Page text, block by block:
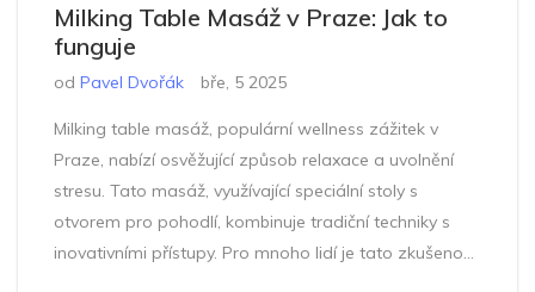
Milking Table Masáž v Praze: Jak to
funguje
od Pavel Dvořák bře, 5 2025
Milking table masáž, populární wellness zážitek v
Praze, nabízí osvěžující způsob relaxace a uvolnění
stresu. Tato masáž, využívající speciální stoly s
otvorem pro pohodlí, kombinuje tradiční techniky s
inovativními přístupy. Pro mnoho lidí je tato zkušenost